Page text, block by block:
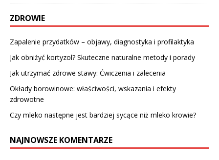
ZDROWIE
Zapalenie przydatków – objawy, diagnostyka i profilaktyka
Jak obniżyć kortyzol? Skuteczne naturalne metody i porady
Jak utrzymać zdrowe stawy: Ćwiczenia i zalecenia
Okłady borowinowe: właściwości, wskazania i efekty
zdrowotne
Czy mleko następne jest bardziej sycące niż mleko krowie?
NAJNOWSZE KOMENTARZE